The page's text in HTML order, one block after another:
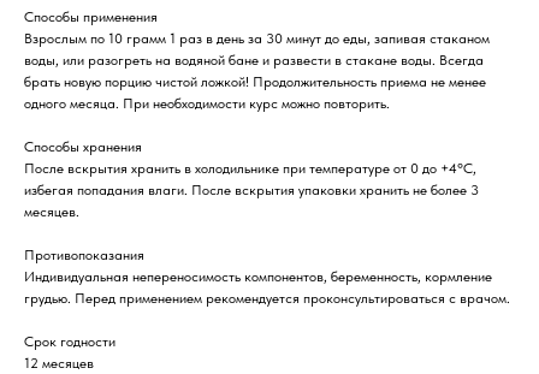
Способы применения
Взрослым по 10 грамм 1 раз в день за 30 минут до еды, запивая стаканом
воды, или разогреть на водяной бане и развести в стакане воды. Всегда
брать новую порцию чистой ложкой! Продолжительность приема не менее
одного месяца. При необходимости курс можно повторить.
Способы хранения
После вскрытия хранить в холодильнике при температуре от 0 до +4°С,
избегая попадания влаги. После вскрытия упаковки хранить не более 3
месяцев.
Противопоказания
Индивидуальная непереносимость компонентов, беременность, кормление
грудью. Перед применением рекомендуется проконсультироваться с врачом.
Срок годности
12 месяцев